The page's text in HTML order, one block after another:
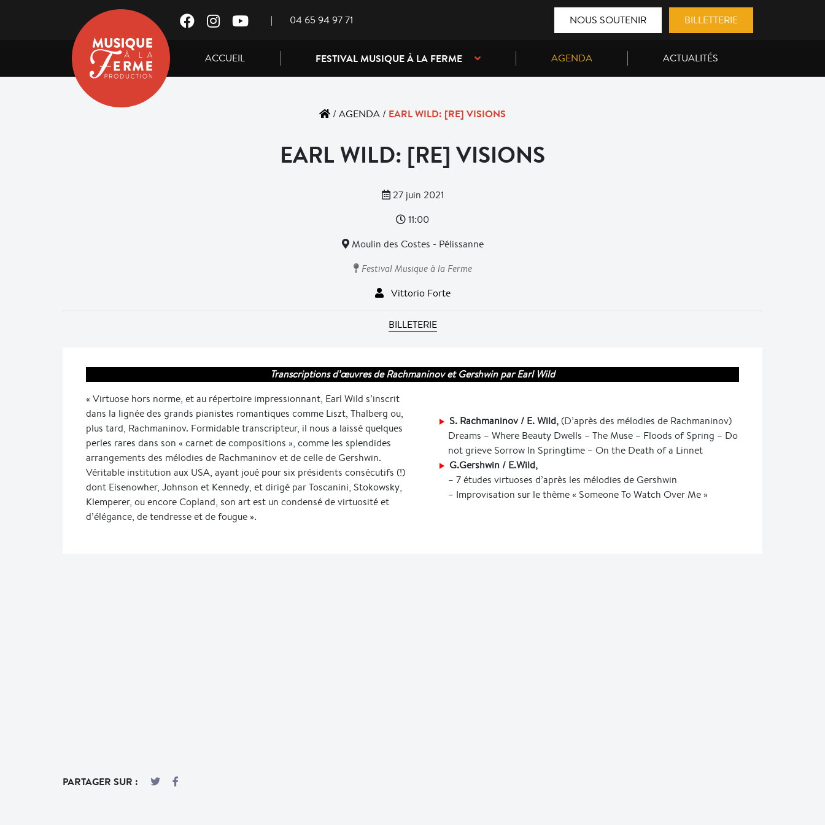
| 04 65 94 97 71 NOUS SOUTENIR BILLETTERIE
ACCUEIL FESTIVAL MUSIQUE À LA FERME AGENDA ACTUALITÉS
/ AGENDA / EARL WILD: [RE] VISIONS
EARL WILD: [RE] VISIONS
27 juin 2021
11:00
Moulin des Costes - Pélissanne
Festival Musique à la Ferme
Vittorio Forte
BILLETERIE
Transcriptions d’œuvres de Rachmaninov et Gershwin par Earl Wild
« Virtuose hors norme, et au répertoire impressionnant, Earl Wild s’inscrit
dans la lignée des grands pianistes romantiques comme Liszt, Thalberg ou,
plus tard, Rachmaninov. Formidable transcripteur, il nous a laissé quelques
perles rares dans son « carnet de compositions », comme les splendides
arrangements des mélodies de Rachmaninov et de celle de Gershwin.
Véritable institution aux USA, ayant joué pour six présidents consécutifs (!)
dont Eisenowher, Johnson et Kennedy, et dirigé par Toscanini, Stokowsky,
Klemperer, ou encore Copland, son art est un condensé de virtuosité et
d’élégance, de tendresse et de fougue ».
S. Rachmaninov / E. Wild,(D’après des mélodies de Rachmaninov)
Dreams – Where Beauty Dwells – The Muse – Floods of Spring – Do
not grieve Sorrow In Springtime – On the Death of a Linnet
G.Gershwin / E.Wild,
– 7 études virtuoses d’après les mélodies de Gershwin
– Improvisation sur le thème « Someone To Watch Over Me »
PARTAGER SUR :